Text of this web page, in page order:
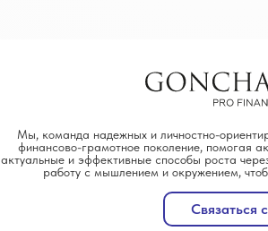
Связаться
Мы, команда надежных и личностно-
финансово-грамотное поколение, помогая
актуальные и эффективные способы роста
работу с мышлением и окружением,